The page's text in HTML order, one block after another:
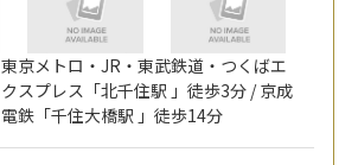
東京メトロ・JR・東武鉄道・つくばエ
クスプレス「北千住駅 」徒歩3分 / 京成
電鉄「千住大橋駅 」徒歩14分